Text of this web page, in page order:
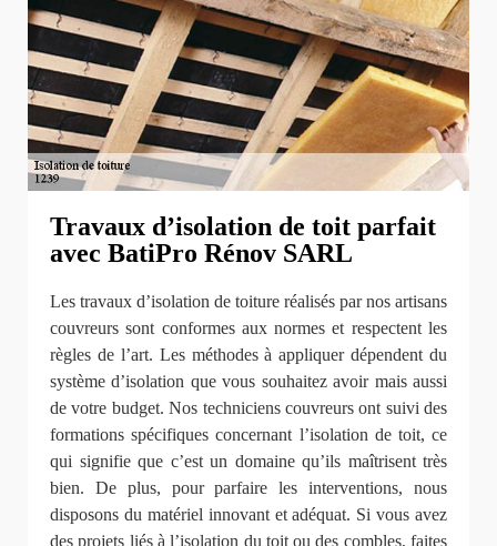
Travaux d’isolation de toit parfait
avec BatiPro Rénov SARL
Les travaux d’isolation de toiture réalisés par nos artisans
couvreurs sont conformes aux normes et respectent les
règles de l’art. Les méthodes à appliquer dépendent du
système d’isolation que vous souhaitez avoir mais aussi
de votre budget. Nos techniciens couvreurs ont suivi des
formations spécifiques concernant l’isolation de toit, ce
qui signifie que c’est un domaine qu’ils maîtrisent très
bien. De plus, pour parfaire les interventions, nous
disposons du matériel innovant et adéquat. Si vous avez
des projets liés à l’isolation du toit ou des combles, faites